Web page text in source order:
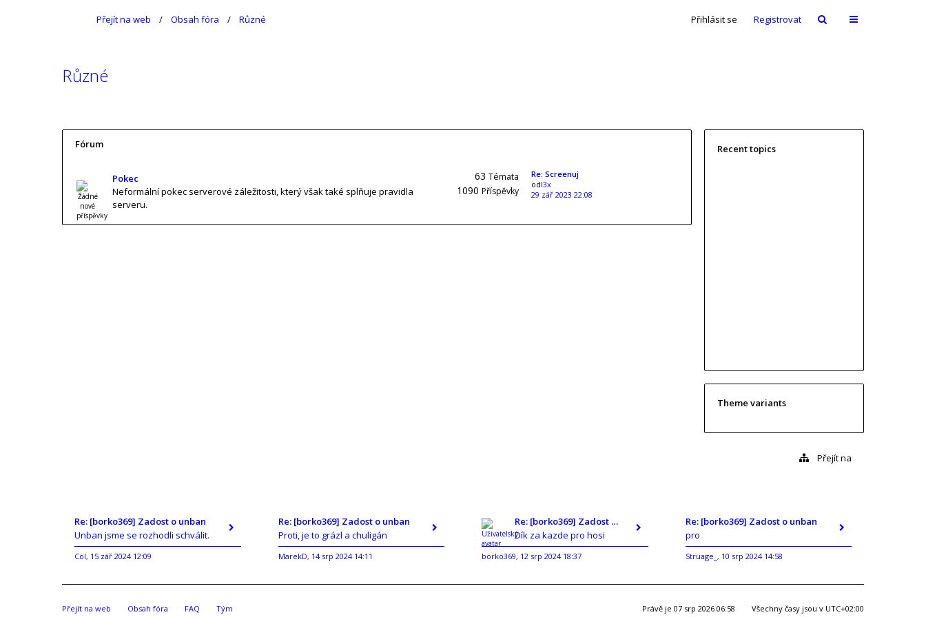
Přihlásit se Registrovat
Přejít na web Obsah fóra Různé
Různé
Fórum
Pokec
Neformální pokec serverové záležitosti, který však také splňuje pravidla
serveru.
63 Témata
1090 Příspěvky
Re: Screenuj
odl3x
29 zář 2023 22:08
Recent topics
Theme variants
Přejít na
Re: [borko369] Zadost o unban
Unban jsme se rozhodli schválit.
Col, 15 zář 2024 12:09
Re: [borko369] Zadost o unban
Proti, je to grázl a chuligán
MarekD, 14 srp 2024 14:11
Re: [borko369] Zadost o unban
Dík za kazde pro hosi
borko369, 12 srp 2024 18:37
Re: [borko369] Zadost o unban
pro
Struage_ , 10 srp 2024 14:58
Přejít na web Obsah fóra FAQ Tým Všechny časy jsou v UTC+02:00
Právě je 07 srp 2026 06:58